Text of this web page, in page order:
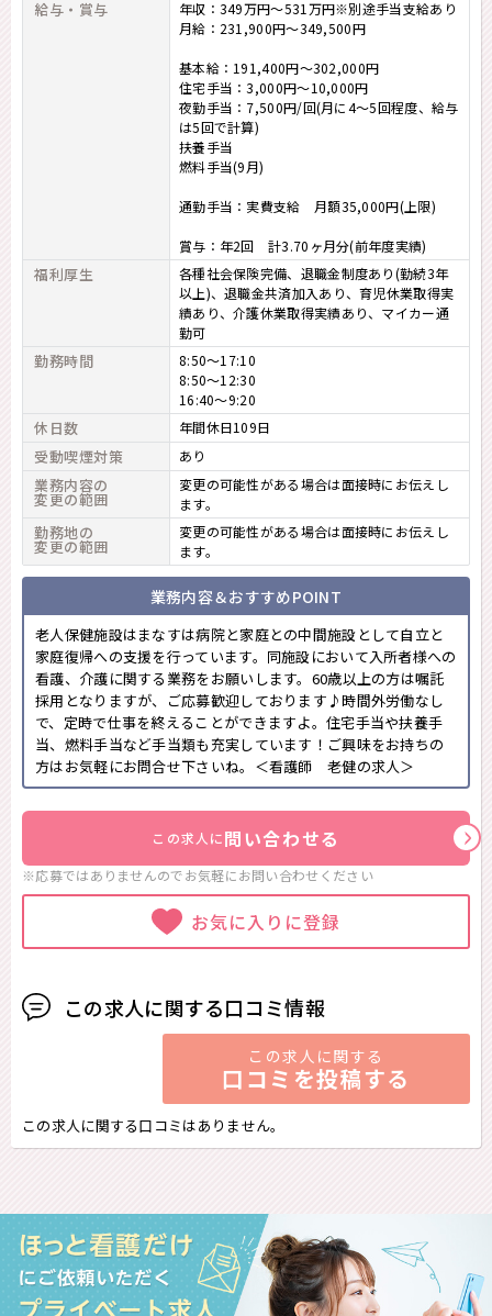
給与・賞与
年収：349万円～531万円※別途手当支給あり
月給：231,900円～349,500円
基本給：191,400円～302,000円
住宅手当：3,000円～10,000円
夜勤手当：7,500円/回(月に4～5回程度、給与
は5回で計算)
扶養手当
燃料手当(9月)
通勤手当：実費支給 月額35,000円(上限)
賞与：年2回 計3.70ヶ月分(前年度実績)
福利厚生
各種社会保険完備、退職金制度あり(勤続3年
以上)、退職金共済加入あり、育児休業取得実
績あり、介護休業取得実績あり、マイカー通
勤可
勤務時間
8:50～17:10
8:50～12:30
16:40～9:20
休日数 年間休日109日
受動喫煙対策 あり
業務内容の
変更の範囲
変更の可能性がある場合は面接時にお伝えし
ます。
勤務地の
変更の範囲
変更の可能性がある場合は面接時にお伝えし
ます。
業務内容＆おすすめPOINT
老人保健施設はまなすは病院と家庭との中間施設として自立と
家庭復帰への支援を行っています。同施設において入所者様への
看護、介護に関する業務をお願いします。60歳以上の方は嘱託
採用となりますが、ご応募歓迎しております♪時間外労働なし
で、定時で仕事を終えることができますよ。住宅手当や扶養手
当、燃料手当など手当類も充実しています！ご興味をお持ちの
方はお気軽にお問合せ下さいね。＜看護師 老健の求人＞
この求人に問い合わせる
※応募ではありませんのでお気軽にお問い合わせください
お気に入りに登録
この求人に関する口コミ情報
この求人に関する
口コミを投稿する
この求人に関する口コミはありません。